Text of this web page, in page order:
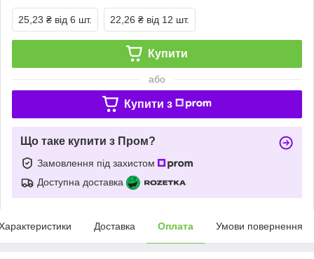
25,23 ₴ від 6 шт. 22,26 ₴ від 12 шт.
Купити
або
Купити з
Що таке купити з Пром?
Замовлення під захистом
Доступна доставка
Доставка Оплата Умови повернення